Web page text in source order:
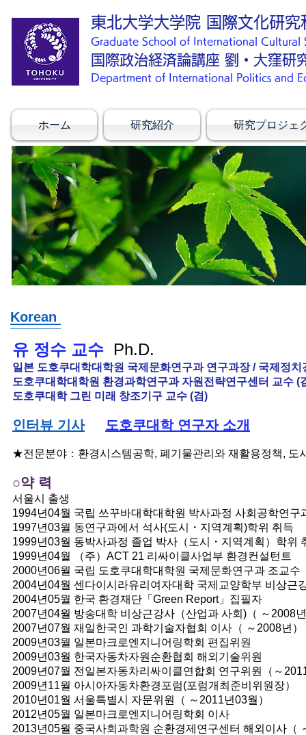
東北大学大学院 国際文化研究
Graduate School of International Cultural
国際政治経済論講座 劉・大窪研
Department of International Politics and
Korean
유 정수 교수 Ph.D.
일본 도호쿠대학대학원 국제문화연구과 연구과장 / 국제정치
도호쿠대학대학원 환경과학연구과 자원전략연구센터 교수 (
​도호쿠대학 그린 미래 창조기구 교수 (겸)
인터뷰 기사​ 도호쿠대학 연구자 소개
★전문분야：환경시스템공학, 폐기물관리와 재활용정책, 도
○약 력
서울시 출생
1994년04월 국립 쓰꾸바대학대학원 박사과정 사회공학연구
1997년03월 동연구과에서 석사(도시・지역계획)학위 취득
1999년03월 동박사과정 졸업 박사（도시・지역계획）학위
1999년04월 （주）ACT 21 리싸이클사업부 환경컨설턴트
2000년06월 국립 도호쿠대학대학원 국제문화연구과 조교수
2004년04월 센다이시라유리여자대학 국제교양학부 비상근
2004년05월 한국 환경재단「Green Report」집필자
2007년04월 방송대학 비상근강사（산업과 사회)（ ～2008
2007년07월 재일한국인 과학기술자협회 이사（ ～2008년）
2009년03월 일본마크로엔지니어링학회 편집위원
2009년03월 한국자동차자원순환협회 해외기술위원
2009년07월 전일본자동차리싸이클연합회 연구위원（～
2009년11월 아시아자동차환경포럼(포럼개최준비위원장）
2010년01월 서울특별시 자문위원（ ～2011년03월）
2012년05월 일본마크로엔지니어링학회 이사
2013년05월 중국사회과학원 순환경제연구센터 해외이사（
ホーム 研究紹介 研究プロジェ